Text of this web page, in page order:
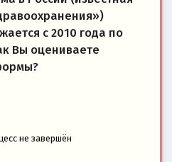
с 2010 года по
Вы оцениваете
не завершён